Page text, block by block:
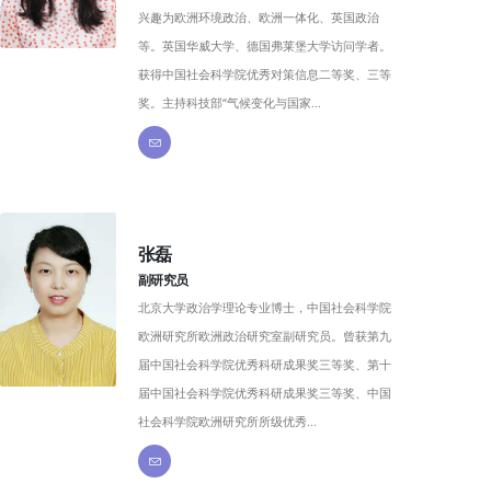
兴趣为欧洲环境政治、欧洲一体化、英国政治
等。英国华威大学、德国弗莱堡大学访问学者。
获得中国社会科学院优秀对策信息二等奖、三等
奖。主持科技部“气候变化与国家...
张磊
副研究员
北京大学政治学理论专业博士，中国社会科学院
欧洲研究所欧洲政治研究室副研究员。曾获第九
届中国社会科学院优秀科研成果奖三等奖、第十
届中国社会科学院优秀科研成果奖三等奖、中国
社会科学院欧洲研究所所级优秀...